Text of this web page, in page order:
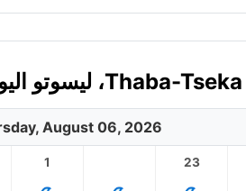
August 06, 2026
23
1